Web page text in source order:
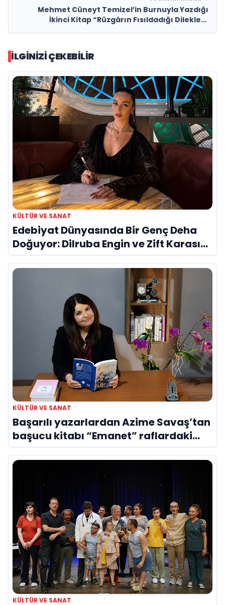
Mehmet Cüneyt Temizel’in Burnuyla Yazdığı
İkinci Kitap “Rüzgârın Fısıldadığı Dilekler”
İLGINIZI ÇEKEBILIR
KÜLTÜR VE SANAT
Edebiyat Dünyasında Bir Genç Deha
Doğuyor: Dilruba Engin ve Zift Karası
Evreni ‘AVENOİR’
KÜLTÜR VE SANAT
Başarılı yazarlardan Azime Savaş’tan
başucu kitabı “Emanet” raflardaki
yerini aldı
KÜLTÜR VE SANAT